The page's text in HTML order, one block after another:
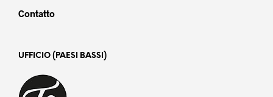
Contatto
UFFICIO (PAESI BASSI)